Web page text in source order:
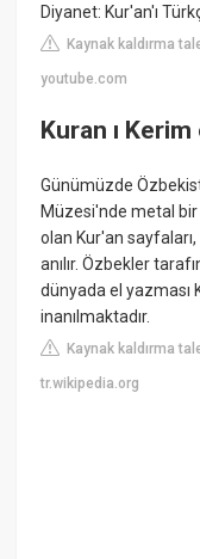
Diyanet: Kur'an'ı
Kaynak kaldırma
youtube.com
Kuran ı
Günümüzde
Müzesi'nde metal
olan Kur'an
anılır. Özbekler
dünyada el yazması
inanılmaktadır.
Kaynak kaldırma
tr.wikipedia.org